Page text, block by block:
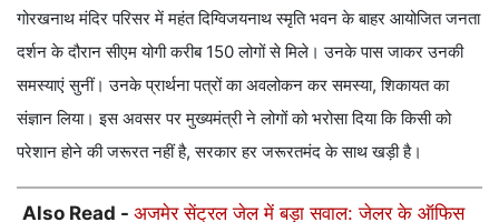
गोरखनाथ मंदिर परिसर में महंत दिग्विजयनाथ स्मृति भवन के बाहर आयोजित जनता
दर्शन के दौरान सीएम योगी करीब 150 लोगों से मिले। उनके पास जाकर उनकी
समस्याएं सुनीं। उनके प्रार्थना पत्रों का अवलोकन कर समस्या, शिकायत का
संज्ञान लिया। इस अवसर पर मुख्यमंत्री ने लोगों को भरोसा दिया कि किसी को
परेशान होने की जरूरत नहीं है, सरकार हर जरूरतमंद के साथ खड़ी है।
Also Read - अजमेर सेंट्रल जेल में बड़ा सवाल: जेलर के ऑफिस